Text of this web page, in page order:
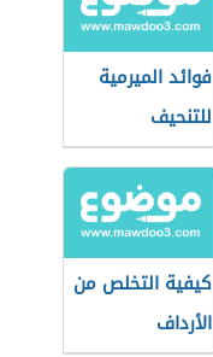
فوائد الميرمية
للتنحيف
كيفية التخلص من
الأرداف